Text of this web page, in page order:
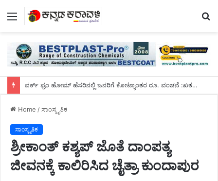
Menu
ವರ್ಕ್ ಫ್ರಂ ಹೋಮ್ ಹೆಸರಿನಲ್ಲಿ ಜನರಿಗೆ ಕೋಟ್ಯಾಂತರ ರೂ. ವಂಚನೆ :ಖತರ್ನಾಕ್ ದಂಪತಿ ಅರೆಸ್ಟ್
Home /ಸಾಂಸ್ಕೃತಿಕ
ಸಾಂಸ್ಕೃತಿಕ
ಶ್ರೀಕಾಂತ್ ಕಶ್ಯಪ್ ಜೊತೆ ದಾಂಪತ್ಯ
ಜೀವನಕ್ಕೆ ಕಾಲಿರಿಸಿದ ಚೈತ್ರಾ ಕುಂದಾಪುರ